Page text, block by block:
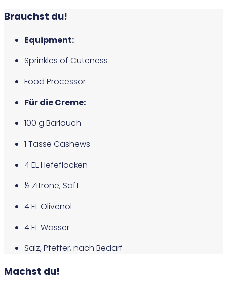
Brauchst du!
Equipment:
Sprinkles of Cuteness
Food Processor
Für die Creme:
100 g Bärlauch
1 Tasse Cashews
4 EL Hefeflocken
½ Zitrone, Saft
4 EL Olivenöl
4 EL Wasser
Salz, Pfeffer, nach Bedarf
Machst du!